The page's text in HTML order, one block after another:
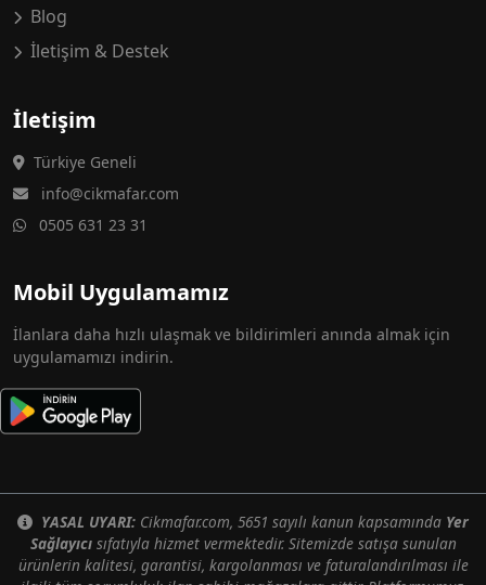
Blog
İletişim & Destek
İletişim
Türkiye Geneli
info@cikmafar.com
0505 631 23 31
Mobil Uygulamamız
İlanlara daha hızlı ulaşmak ve bildirimleri anında almak için
uygulamamızı indirin.
YASAL UYARI: Cikmafar.com, 5651 sayılı kanun kapsamında Yer
Sağlayıcısıfatıyla hizmet vermektedir. Sitemizde satışa sunulan
ürünlerin kalitesi, garantisi, kargolanması ve faturalandırılması ile